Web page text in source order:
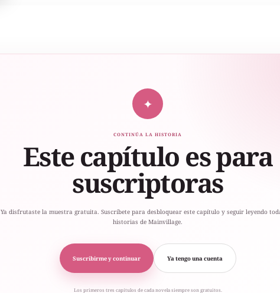
✦
CONTINÚA LA HISTORIA
Este capítulo es para
suscriptoras
Ya disfrutaste la muestra gratuita. Suscríbete para desbloquear este capítulo y seguir leyendo
historias de Mainvillage.
Suscribirme y continuar Ya tengo una cuenta
Los primeros tres capítulos de cada novela siempre son gratuitos.